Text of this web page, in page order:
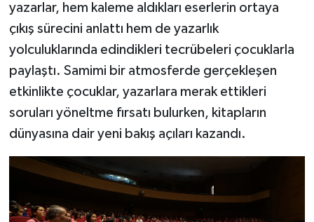
yazarlar, hem kaleme aldıkları eserlerin ortaya
çıkış sürecini anlattı hem de yazarlık
yolculuklarında edindikleri tecrübeleri çocuklarla
paylaştı. Samimi bir atmosferde gerçekleşen
etkinlikte çocuklar, yazarlara merak ettikleri
soruları yöneltme fırsatı bulurken, kitapların
dünyasına dair yeni bakış açıları kazandı.